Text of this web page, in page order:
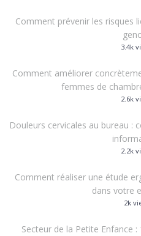
Comment prévenir les risques
3.4k
Comment améliorer
femmes de
2.6k
Douleurs cervicales au bureau :
2.2k
Comment réaliser une étude
dans votre
2k
Secteur de la Petite Enfance